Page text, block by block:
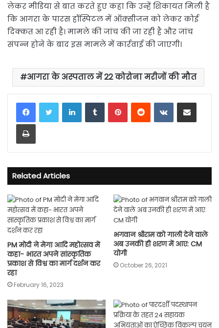
लेकर मीडिया से बात करते हुए कहा कि उन्हें शिकायत मिली है
कि आगरा के पारस हॉस्पिटल में ऑक्सीजन को लेकर कोई
दिक्कत आ रही है। मामले की जांच की जा रही है और जांच
संपन्न होने के बाद इस मामले में कार्रवाई की जाएगी।
आगरा के अस्पताल में 22 कोरोना मरीजों की मौत
LinkedInTumblrPinterestReddit VKontakteShare via Email
Print
Related Articles
PM मोदी ने मेगा आदि महोत्सव में
कहा- भारत अपने सांस्कृतिक
प्रकाश से विश्व का मार्ग दर्शन कर
रहा
February 16, 2023
भगवान श्रीराम को गाली देने वाले
अब उनकी ही शरण में आए: CM
योगी
October 26, 2021